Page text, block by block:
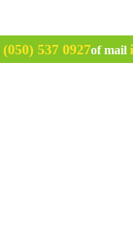
(050) 537 0927of mail